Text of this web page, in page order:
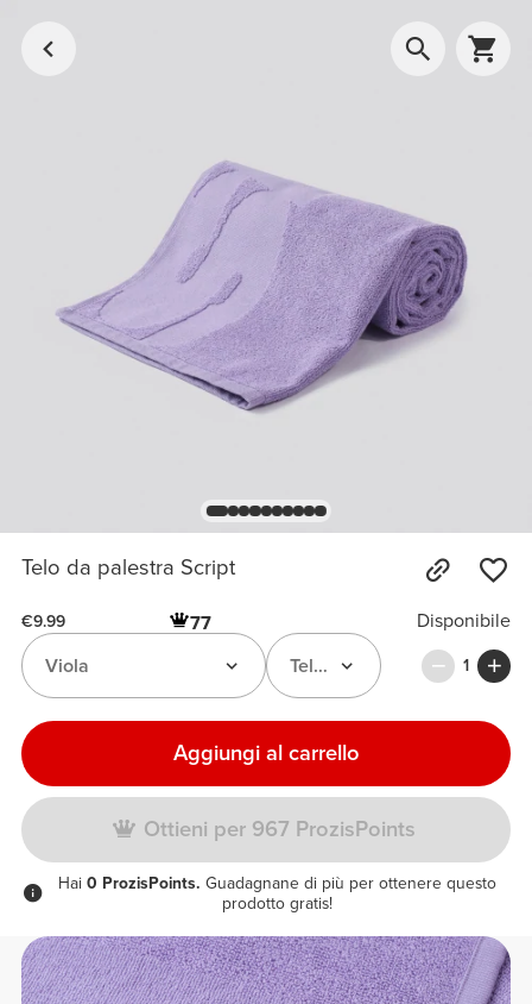
Telo da palestra Script
€9.99 77
Disponibile
Telo da Palestra Script
Viola 1
Aggiungi al carrello
Ottieni per 967 ProzisPoints
Hai 0 ProzisPoints. Guadagnane di più per ottenere questo
prodotto gratis!